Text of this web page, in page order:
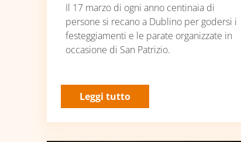
Il 17 marzo di ogni anno centinaia di
persone si recano a Dublino per godersi i
festeggiamenti e le parate organizzate in
occasione di San Patrizio.
Leggi tutto